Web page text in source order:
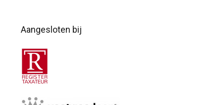
Aangesloten bij